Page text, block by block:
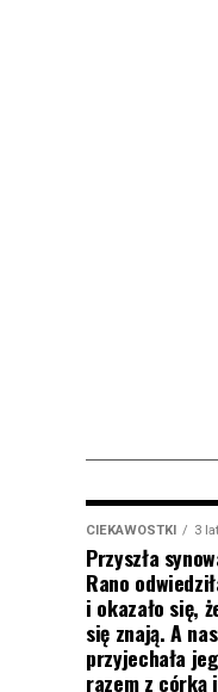
CIEKAWOSTKI 3
Przyszła
Rano
i okazało się,
się znają. A
przyjechała
razem z córką